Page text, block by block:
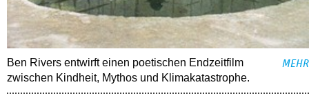
Ben Rivers entwirft einen poetischen Endzeitfilm
zwischen Kindheit, Mythos und Klimakatastrophe.
MEHR